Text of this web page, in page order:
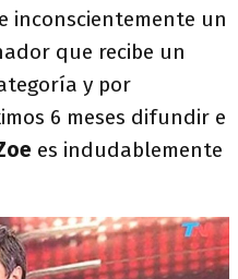
inconscientemente un
que recibe un
y por
6 meses difundir e
es indudablemente